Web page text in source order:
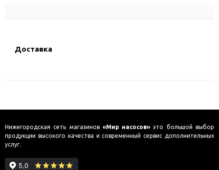
Доставка
Нижегородская сеть магазинов «Мир насосов» это большой выбор
продукции высокого качества и современный сервис дополнительных
услуг.